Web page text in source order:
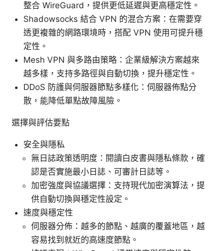
整合 WireGuard，提供更低延遲與更高穩定性。
Shadowsocks 結合 VPN 的混合方案：在需要穿
透更複雜的網路環境時，搭配 VPN 使用可提升穩
定性。
Mesh VPN 與多路由策略：企業級解決方案越來
越多樣，支持多路徑與自動切換，提升穩定性。
DDoS 防護與伺服器節點多樣化：伺服器佈點分
散，能降低單點故障風險。
選擇與評估要點
安全與隱私
無日誌政策透明度：閱讀白皮書與隱私條款，確
認是否實施最小日誌、可審計日誌等。
加密強度與協議選擇：支持現代加密演算法，提
供自動切換與穩定性設定。
速度與穩定性
伺服器分佈：越多的節點、越廣的覆蓋地區，越
容易找到就近的高速度節點。